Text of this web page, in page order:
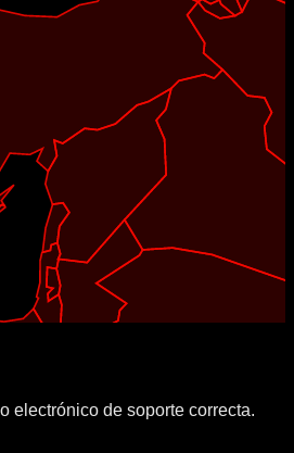
electrónico de soporte correcta.